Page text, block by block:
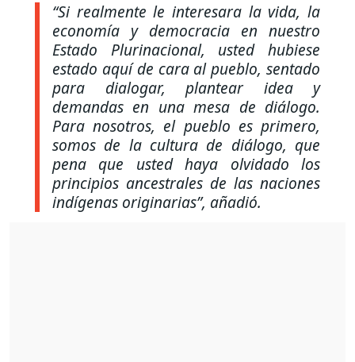
“Si realmente le interesara la vida, la
economía y democracia en nuestro
Estado Plurinacional, usted hubiese
estado aquí de cara al pueblo, sentado
para dialogar, plantear idea y
demandas en una mesa de diálogo.
Para nosotros, el pueblo es primero,
somos de la cultura de diálogo, que
pena que usted haya olvidado los
principios ancestrales de las naciones
indígenas originarias”, añadió.